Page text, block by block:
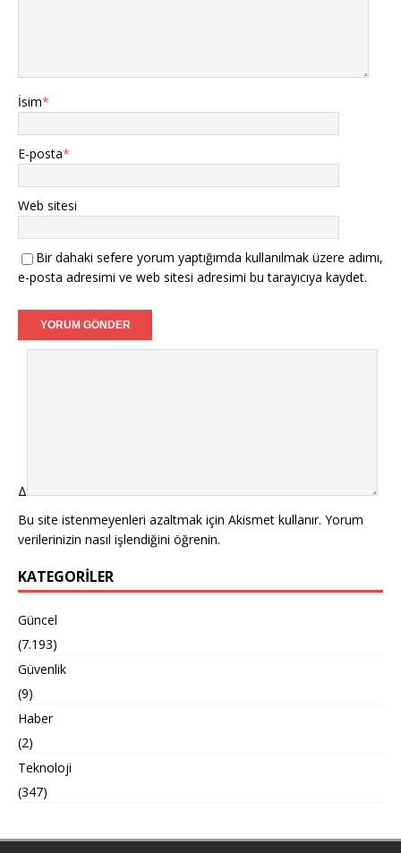
İsim*
E-posta*
Web sitesi
Bir dahaki sefere yorum yaptığımda kullanılmak üzere adımı,
e-posta adresimi ve web sitesi adresimi bu tarayıcıya kaydet.
Δ
Bu site istenmeyenleri azaltmak için Akismet kullanır. Yorum
verilerinizin nasıl işlendiğini öğrenin.
KATEGORILER
Güncel
(7.193)
Güvenlik
(9)
Haber
(2)
Teknoloji
(347)